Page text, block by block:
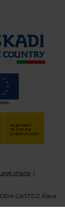
Lege oharra
GASTEIZ Álava